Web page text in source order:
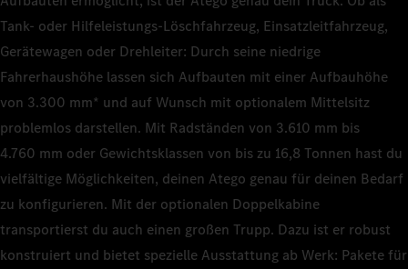
Tank- oder Hilfeleistungs-Löschfahrzeug, Einsatzleitfahrzeug,
Gerätewagen oder Drehleiter: Durch seine niedrige
Fahrerhaushöhe lassen sich Aufbauten mit einer Aufbauhöhe
von 3.300 mm* und auf Wunsch mit optionalem Mittelsitz
problemlos darstellen. Mit Radständen von 3.610 mm bis
4.760 mm oder Gewichtsklassen von bis zu 16,8 Tonnen hast du
vielfältige Möglichkeiten, deinen Atego genau für deinen Bedarf
zu konfigurieren. Mit der optionalen Doppelkabine
transportierst du auch einen großen Trupp. Dazu ist er robust
konstruiert und bietet spezielle Ausstattung ab Werk: Pakete für